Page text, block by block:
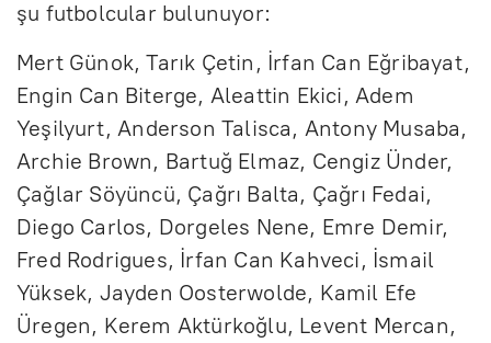
şu futbolcular bulunuyor:
Mert Günok, Tarık Çetin, İrfan Can Eğribayat,
Engin Can Biterge, Aleattin Ekici, Adem
Yeşilyurt, Anderson Talisca, Antony Musaba,
Archie Brown, Bartuğ Elmaz, Cengiz Ünder,
Çağlar Söyüncü, Çağrı Balta, Çağrı Fedai,
Diego Carlos, Dorgeles Nene, Emre Demir,
Fred Rodrigues, İrfan Can Kahveci, İsmail
Yüksek, Jayden Oosterwolde, Kamil Efe
Üregen, Kerem Aktürkoğlu, Levent Mercan,